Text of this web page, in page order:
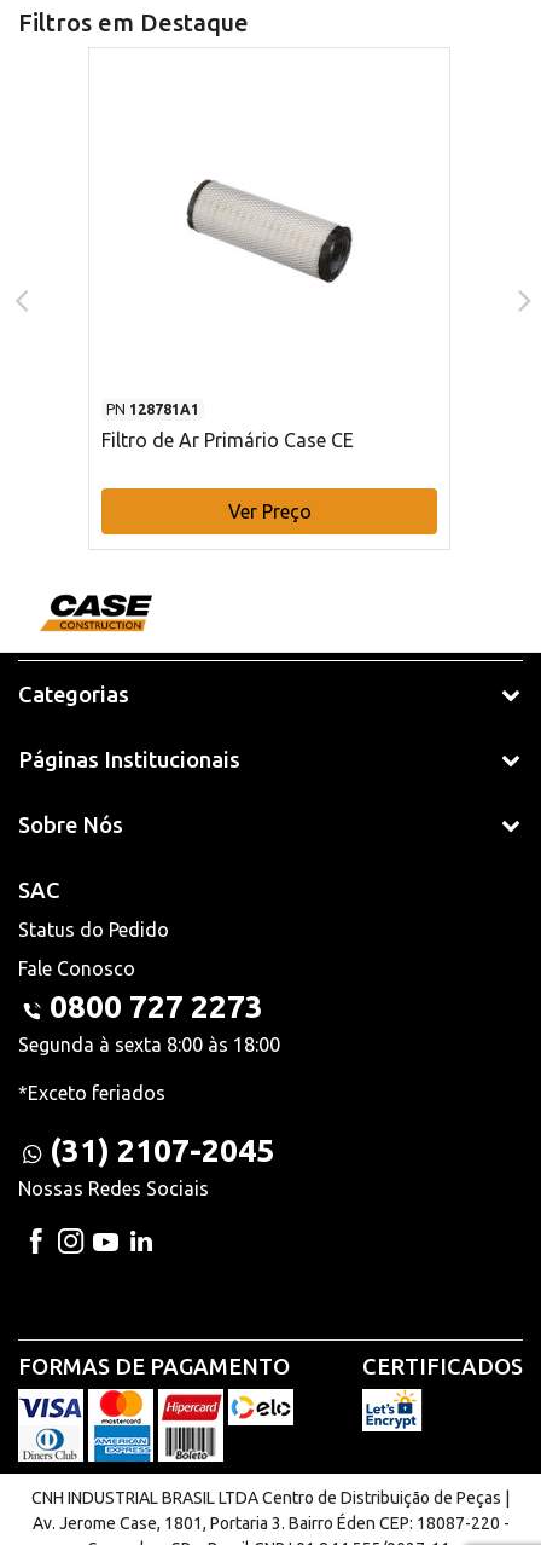
Filtros em Destaque
PN 128781A1
Filtro de Ar Primário Case CE
Ver Preço
Categorias
Páginas Institucionais
Sobre Nós
SAC
Status do Pedido
Fale Conosco
0800 727 2273
Segunda à sexta 8:00 às 18:00
*Exceto feriados
(31) 2107-2045
Nossas Redes Sociais
FORMAS DE PAGAMENTO CERTIFICADOS
CNH INDUSTRIAL BRASIL LTDA Centro de Distribuição de Peças |
Av. Jerome Case, 1801, Portaria 3. Bairro Éden CEP: 18087-220 -